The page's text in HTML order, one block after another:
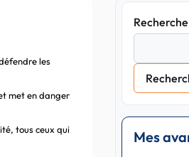
les
met en danger
tous ceux qui
Mes